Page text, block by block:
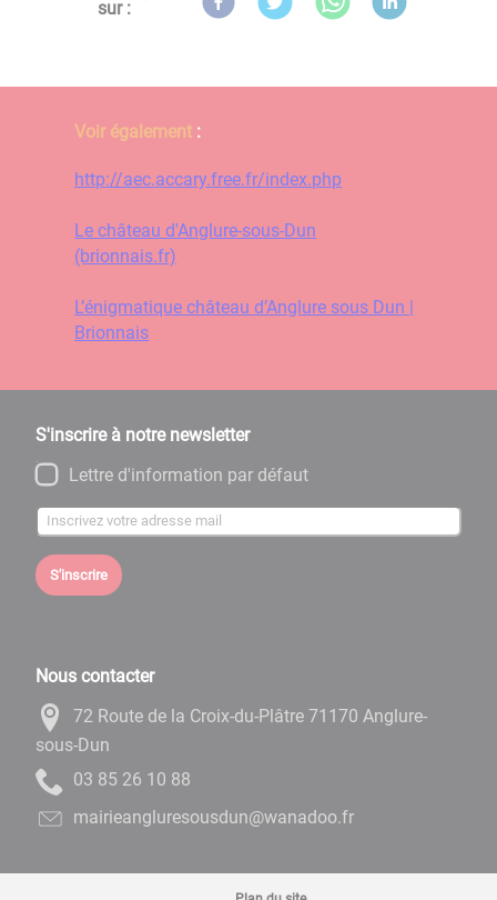
sur :
Voir également :
http://aec.accary.free.fr/index.php
Le château d'Anglure-sous-Dun
(brionnais.fr)
L’énigmatique château d’Anglure sous Dun |
Brionnais
S'inscrire à notre newsletter
Lettre d'information par défaut
S'inscrire
Nous contacter
72 Route de la Croix-du-Plâtre 71170 Anglure-
sous-Dun
88 01 62 58 30
rf.oodanaw@nudsuoserulgnaeiriam